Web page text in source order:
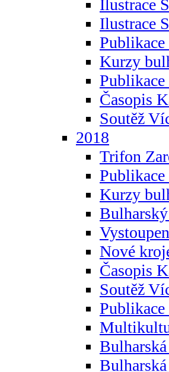
Ilustrace
Ilustrace
Kurzy
Publikace
Časopis
Soutěž
2018
Trifon
Kurzy
Nové
Časopis
Soutěž